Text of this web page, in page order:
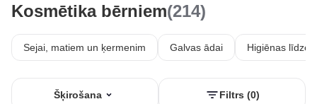
Kosmētika bērniem(214)
Sejai, matiem un ķermenim Galvas ādai Higiēnas
Šķirošana Filtrs (0)